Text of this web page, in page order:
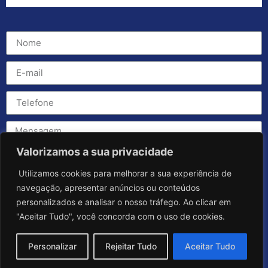
Valorizamos a sua privacidade
Utilizamos cookies para melhorar a sua experiência de
navegação, apresentar anúncios ou conteúdos
personalizados e analisar o nosso tráfego. Ao clicar em
"Aceitar Tudo", você concorda com o uso de cookies.
Personalizar Rejeitar Tudo Aceitar Tudo
Enviar